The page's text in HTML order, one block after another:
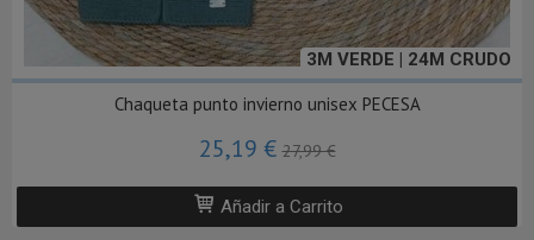
3M VERDE | 24M CRUDO
Chaqueta punto invierno unisex PECESA
25,19 €27,99 €
Añadir a Carrito